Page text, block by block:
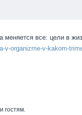
меняется все: цели в
v-organizme-v-kakom-
гостям.